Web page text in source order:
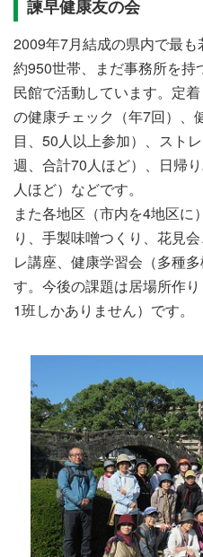
諫早健康友の会
2009年7月結成の県内で最
約950世帯、まだ事務所を
民館で活動しています。定
の健康チェック（年7回）、
目、50人以上参加）、スト
週、合計70人ほど）、日帰
人ほど）などです。
また各地区（市内を4地区に
り、手製味噌つくり、花見
レ講座、健康学習会（多種
す。今後の課題は居場所作
1班しかありません）です。